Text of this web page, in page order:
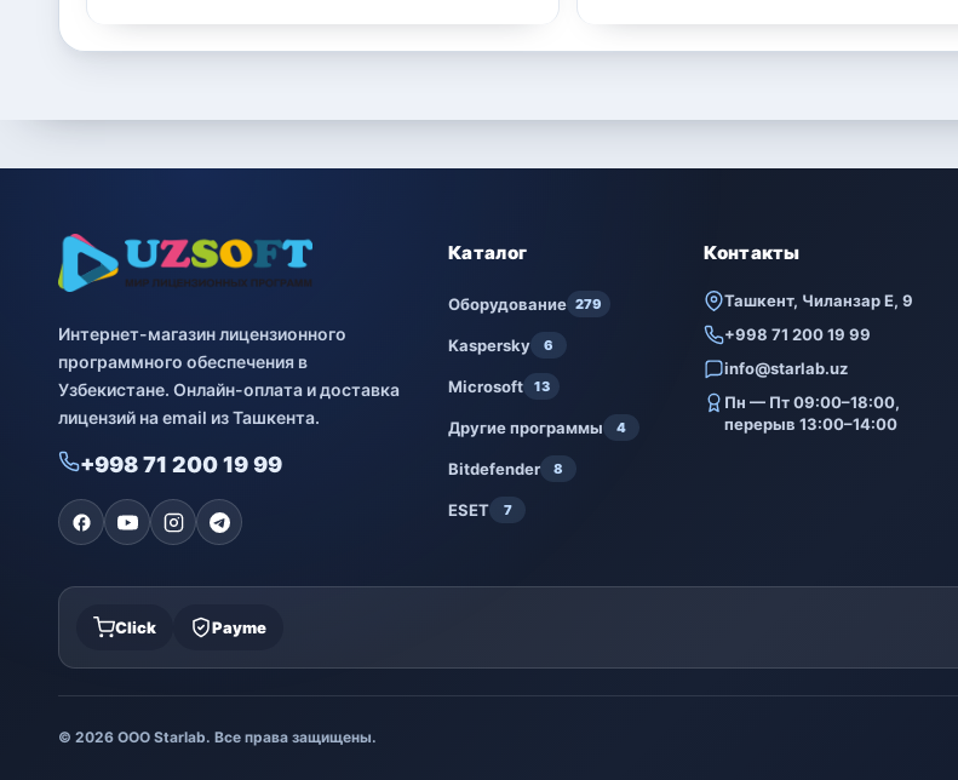
Интернет-магазин лицензионного
программного обеспечения в
Узбекистане. Онлайн-оплата и доставка
лицензий на email из Ташкента.
+998 71 200 19 99
Каталог
Оборудование 279
Kaspersky 6
Microsoft 13
Другие программы 4
Bitdefender 8
ESET 7
Контакты
Ташкент, Чиланзар Е, 9
+998 71 200 19 99
info@starlab.uz
Пн — Пт 09:00–18:00,
перерыв 13:00–14:00
Click Payme
© 2026 ООО Starlab. Все права защищены.